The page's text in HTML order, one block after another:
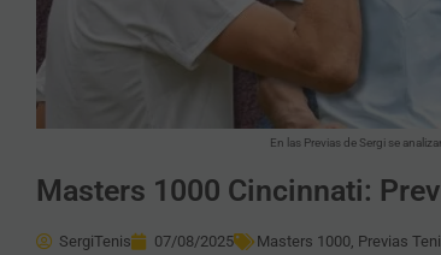
En las Previas de Sergi se
Masters 1000 Cincinnati:
SergiTenis 07/08/2025 Masters 1000, Previas